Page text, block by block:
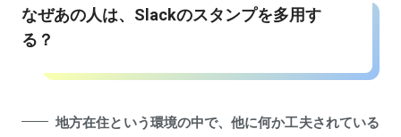
なぜあの人は、Slackのスタンプを多用す
る？
地方在住という環境の中で、他に何か工夫されている